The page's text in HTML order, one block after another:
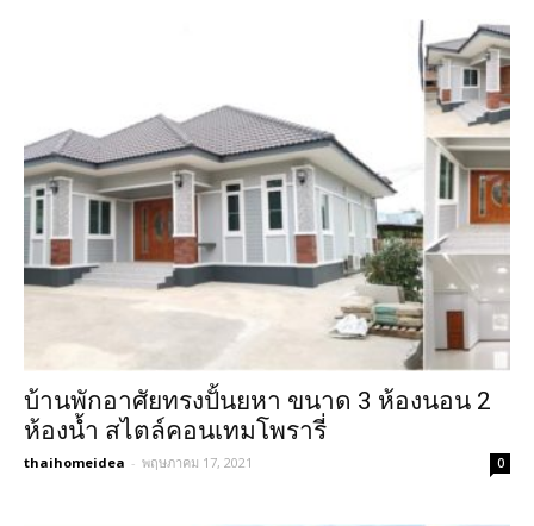
บ้านพักอาศัยทรงปั้นยหา ขนาด 3 ห้องนอน 2​
ห้องน้ำ สไตล์คอนเทมโพรารี่
thaihomeidea - พฤษภาคม 17, 2021 0